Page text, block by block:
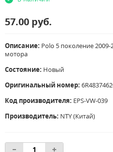
57.00 руб.
Описание: Polo 5 поколение 2009-
мотора
Состояние: Новый
Оригинальный номер:
Код производителя: EPS-VW-039
Производитель: NTY (Китай)